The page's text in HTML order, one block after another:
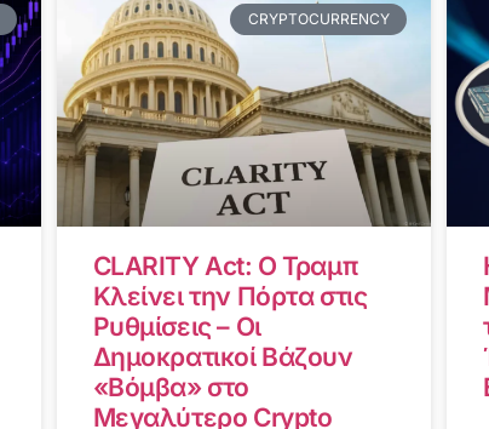
CRYPTOCURRENCY
CLARITY Act: Ο Τραμπ
Κλείνει την Πόρτα στις
Ρυθμίσεις – Οι
Δημοκρατικοί Βάζουν
«Βόμβα» στο
Μεγαλύτερο Crypto